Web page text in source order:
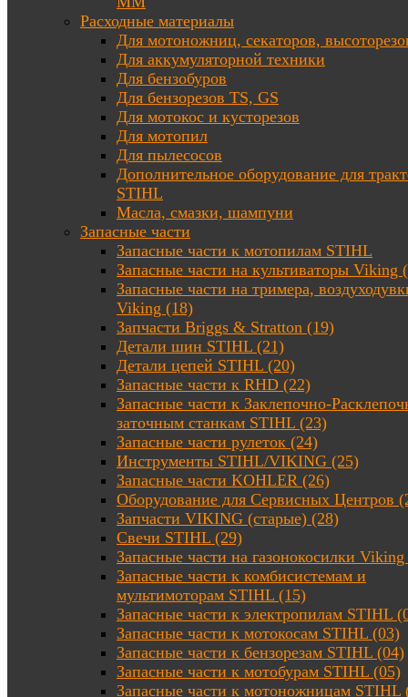
Расходные материалы
Для мотоножниц, секаторов,
Для аккумуляторной техники
Для бензобуров
Для бензорезов TS, GS
Для мотокос и кусторезов
Для мотопил
Для пылесосов
Дополнительное оборудование для
STIHL
Масла, смазки, шампуни
Запасные части
Запасные части к мотопилам STIHL
Запасные части на культиваторы Viking
Запасные части на тримера,
Viking (18)
Запчасти Briggs & Stratton (19)
Детали шин STIHL (21)
Детали цепей STIHL (20)
Запасные части к RHD (22)
Запасные части к Заклепочно-
заточным станкам STIHL (23)
Запасные части рулеток (24)
Инструменты STIHL/VIKING (25)
Запасные части KOHLER (26)
Оборудование для Сервисных Центров
Запчасти VIKING (старые) (28)
Свечи STIHL (29)
Запасные части на газонокосилки
Запасные части к комбисистемам и
мультимоторам STIHL (15)
Запасные части к электропилам STIHL
Запасные части к мотокосам STIHL (03)
Запасные части к бензорезам STIHL (04)
Запасные части к мотобурам STIHL (05)
Запасные части к мотоножницам STIHL